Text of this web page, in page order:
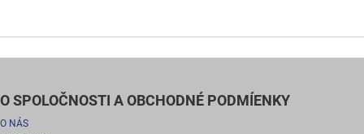
O SPOLOČNOSTI A OBCHODNÉ PODMÍENKY
O NÁS